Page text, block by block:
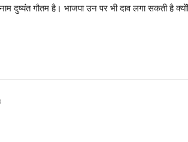
दुष्यंत गौतम है। भाजपा उन पर भी दाव लगा सकती है